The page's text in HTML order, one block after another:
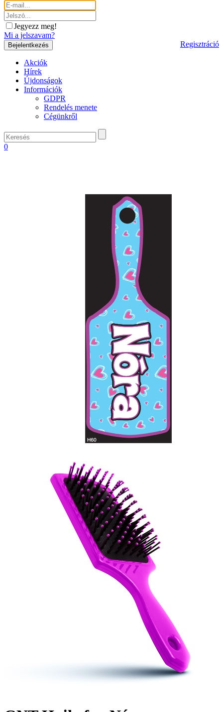
Jegyezz meg!
Mi a jelszavam?
Regisztráció
Akciók
Hírek
Újdonságok
Információk
GDPR
Rendelés menete
Cégünkről
0